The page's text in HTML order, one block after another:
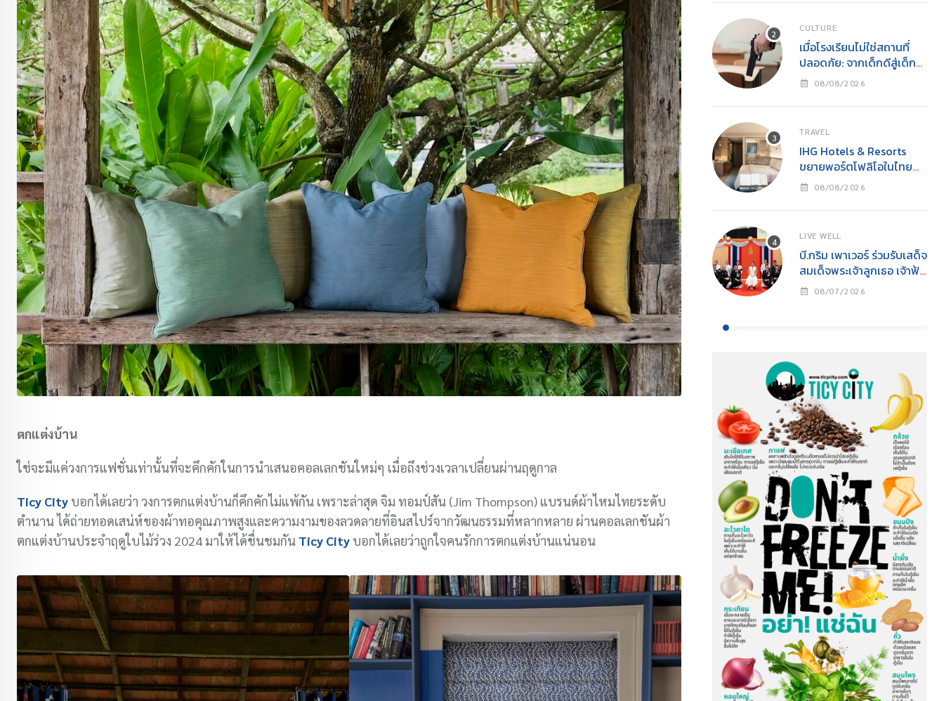
ตกแต่งบ้าน
ใช่จะมีแค่วงการแฟชั่นเท่านั้นที่จะคึกคักในการนำเสนอคอลเลกชันใหม่ๆ เมื่อถึงช่วงเวลาเปลี่ยนผ่านฤดูกาล
Ticy City บอกได้เลยว่า วงการตกแต่งบ้านก็คึกคักไม่แพ้กัน เพราะล่าสุด จิม ทอมป์สัน (Jim Thompson) แบรนด์ผ้าไหมไทยระดับ
ตำนาน ได้ถ่ายทอดเสน่ห์ของผ้าทอคุณภาพสูงและความงามของลวดลายที่อินสไปร์จากวัฒนธรรมที่หลากหลาย ผ่านคอลเลกชันผ้า
ตกแต่งบ้านประจำฤดูใบไม้ร่วง 2024 มาให้ได้ชื่นชมกัน Ticy City บอกได้เลยว่าถูกใจคนรักการตกแต่งบ้านแน่นอน
CULTURE
เมื่อโรงเรียนไม่ใช่สถานที่
ปลอดภัย: จากเด็กดีสู่เด็ก
เลว และโศกนาฏกรรมกราด
08/08/2026
TRAVEL
IHG Hotels & Resorts
ขยายพอร์ตโฟลิโอในไทย
เปิดตัว Holiday Inn
08/08/2026
LIVE WELL
บี.กริม เพาเวอร์ ร่วมรับเสด็จ
สมเด็จพระเจ้าลูกเธอ เจ้าฟ้า
สิริวัณณวรี นารีรัตนราช
CHANGE” นิทรรศการ
อย่างยั่งยืน
08/07/2026